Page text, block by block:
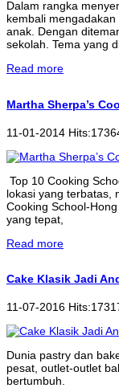
Dalam rangka
kembali
anak. Dengan
sekolah. Tema yang
Read more
Martha Sherpa’s
11-01-2014
Top 10 Cooking
lokasi yang terbatas,
Cooking School-
yang tepat,
Read more
Cake Klasik Jadi
11-07-2016
Dunia pastry dan
pesat, outlet-outlet
bertumbuh.